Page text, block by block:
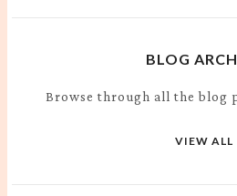
BLOG
Browse through all the blog
VIEW ALL